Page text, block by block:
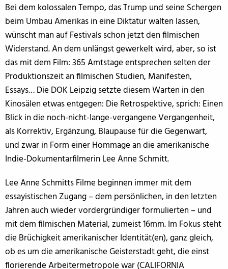
Bei dem kolossalen Tempo, das Trump und seine Schergen
beim Umbau Amerikas in eine Diktatur walten lassen,
wünscht man auf Festivals schon jetzt den filmischen
Widerstand. An dem unlängst gewerkelt wird, aber, so ist
das mit dem Film: 365 Amtstage entsprechen selten der
Produktionszeit an filmischen Studien, Manifesten,
Essays… Die DOK Leipzig setzte diesem Warten in den
Kinosälen etwas entgegen: Die Retrospektive, sprich: Einen
Blick in die noch-nicht-lange-vergangene Vergangenheit,
als Korrektiv, Ergänzung, Blaupause für die Gegenwart,
und zwar in Form einer Hommage an die amerikanische
Indie-Dokumentarfilmerin Lee Anne Schmitt.
Lee Anne Schmitts Filme beginnen immer mit dem
essayistischen Zugang – dem persönlichen, in den letzten
Jahren auch wieder vordergründiger formulierten – und
mit dem filmischen Material, zumeist 16mm. Im Fokus steht
die Brüchigkeit amerikanischer Identität(en), ganz gleich,
ob es um die amerikanische Geisterstadt geht, die einst
florierende Arbeitermetropole war (CALIFORNIA